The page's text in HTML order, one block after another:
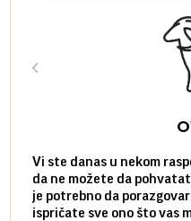
Vi ste danas u nekom
da ne možete da
je potrebno da
ispričate sve ono što vas